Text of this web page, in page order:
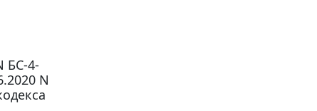
БС-4-
N